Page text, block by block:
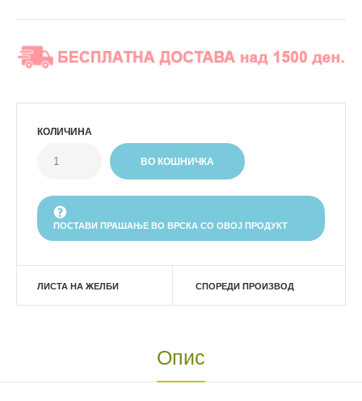
КОЛИЧИНА
ПОСТАВИ ПРАШАЊЕ ВО ВРСКА СО ОВОЈ ПРОДУКТ
ЛИСТА НА ЖЕЛБИ СПОРЕДИ ПРОИЗВОД
Опис